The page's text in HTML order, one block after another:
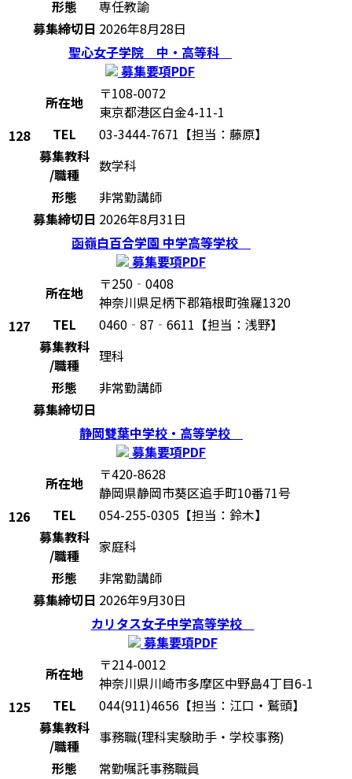
形態
専任教諭
募集締切日 2026年8月28日
128
聖心女子学院 中・高等科
募集要項PDF
所在地
〒108-0072
東京都港区白金4-11-1
TEL
03-3444-7671【担当：藤原】
募集教科
/職種
数学科
形態
非常勤講師
募集締切日 2026年8月31日
127
函嶺白百合学園 中学高等学校
募集要項PDF
所在地
〒250‐0408
神奈川県足柄下郡箱根町強羅1320
TEL
0460‐87‐6611【担当：浅野】
募集教科
/職種
理科
形態
非常勤講師
募集締切日
126
静岡雙葉中学校・高等学校
募集要項PDF
所在地
〒420-8628
静岡県静岡市葵区追手町10番71号
TEL
054-255-0305【担当：鈴木】
募集教科
/職種
家庭科
形態
非常勤講師
募集締切日 2026年9月30日
125
カリタス女子中学高等学校
募集要項PDF
所在地
〒214-0012
神奈川県川崎市多摩区中野島4丁目6-1
TEL
044(911)4656【担当：江口・鷲頭】
募集教科
/職種
事務職(理科実験助手・学校事務)
形態
常勤嘱託事務職員